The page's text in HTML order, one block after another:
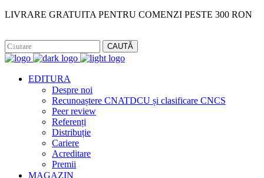
LIVRARE GRATUITA PENTRU COMENZI PESTE 300 RON
CAUTĂ
EDITURA
Despre noi
Recunoaștere CNATDCU și clasificare CNCS
Peer review
Referenți
Distribuție
Cariere
Acreditare
Premii
MAGAZIN